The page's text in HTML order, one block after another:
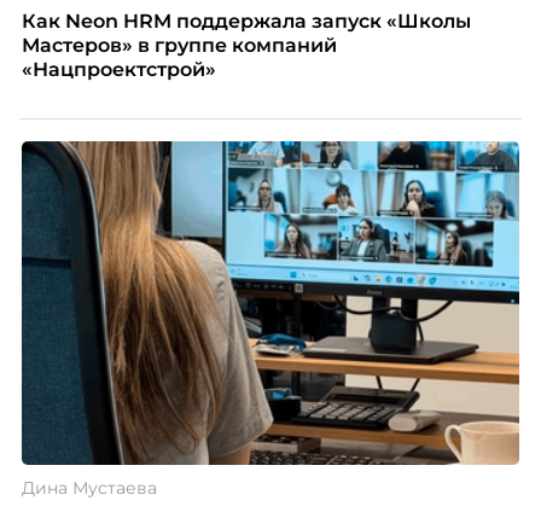
Как Neon HRM поддержала запуск «Школы
Мастеров» в группе компаний
«Нацпроектстрой»
Дина Мустаева